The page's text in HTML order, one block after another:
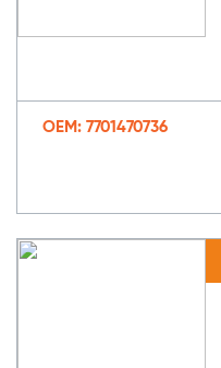
OEM: 7701470736